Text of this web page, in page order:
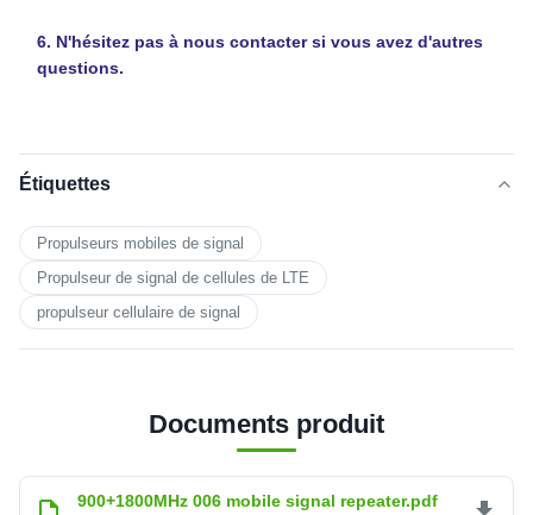
6. N'hésitez pas à nous contacter si vous avez d'autres
questions.
Étiquettes
Propulseurs mobiles de signal
Propulseur de signal de cellules de LTE
propulseur cellulaire de signal
Documents produit
900+1800MHz 006 mobile signal repeater.pdf